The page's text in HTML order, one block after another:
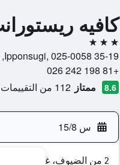
كافيه
3 نجوم
35-19 Ipponsugi, 025-0058, هاناماكي, محافظة إيواته, اليابان
+81 198 242 026
8.6 ممتاز 112 من التقييمات تم التحقق منها
س 15/8
2 من الضيوف، غرفة واحدة